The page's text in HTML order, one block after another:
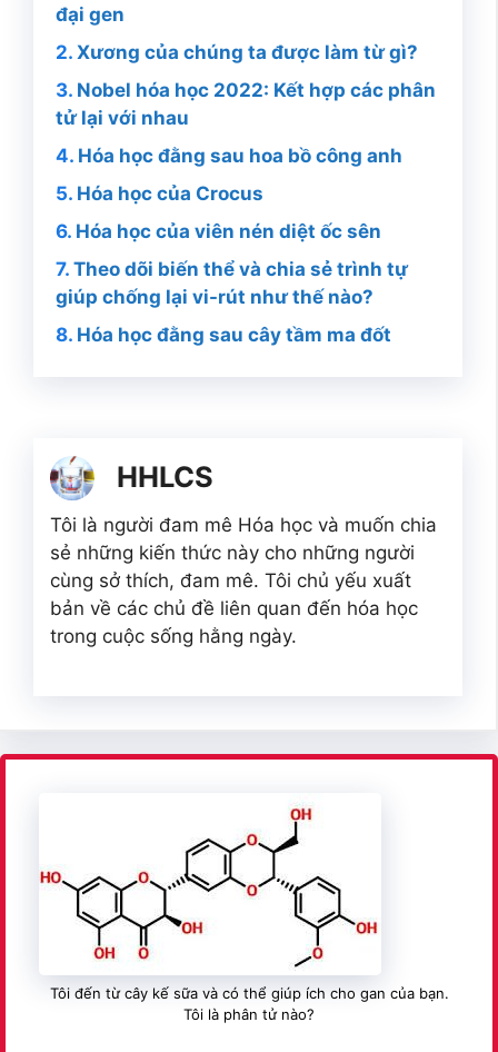
đại gen
Xương của chúng ta được làm từ gì?
Nobel hóa học 2022: Kết hợp các phân
tử lại với nhau
Hóa học đằng sau hoa bồ công anh
Hóa học của Crocus
Hóa học của viên nén diệt ốc sên
Theo dõi biến thể và chia sẻ trình tự
giúp chống lại vi-rút như thế nào?
Hóa học đằng sau cây tầm ma đốt
HHLCS
Tôi là người đam mê Hóa học và muốn chia
sẻ những kiến thức này cho những người
cùng sở thích, đam mê. Tôi chủ yếu xuất
bản về các chủ đề liên quan đến hóa học
trong cuộc sống hằng ngày.
Tôi đến từ cây kế sữa và có thể giúp ích cho gan của bạn.
Tôi là phân tử nào?